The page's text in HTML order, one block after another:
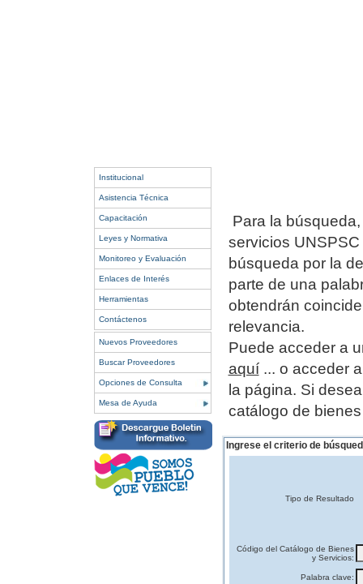
Institucional
Asistencia Técnica
Capacitación
Leyes y Normativa
Monitoreo y Evaluación
Enlaces de Interés
Herramientas
Contáctenos
Nuevos Proveedores
Buscar Proveedores
Opciones de Consulta
Mesa de Ayuda
Para la
servicios
búsqueda por la
parte de una
obtendrán
relevancia.
Puede acceder a
aquí ... o acceder
la página. Si
catálogo de
Ingrese el criterio de
Tipo de Resultado
Código del Catálogo de Bienes
y Servicios:
Palabra clave: